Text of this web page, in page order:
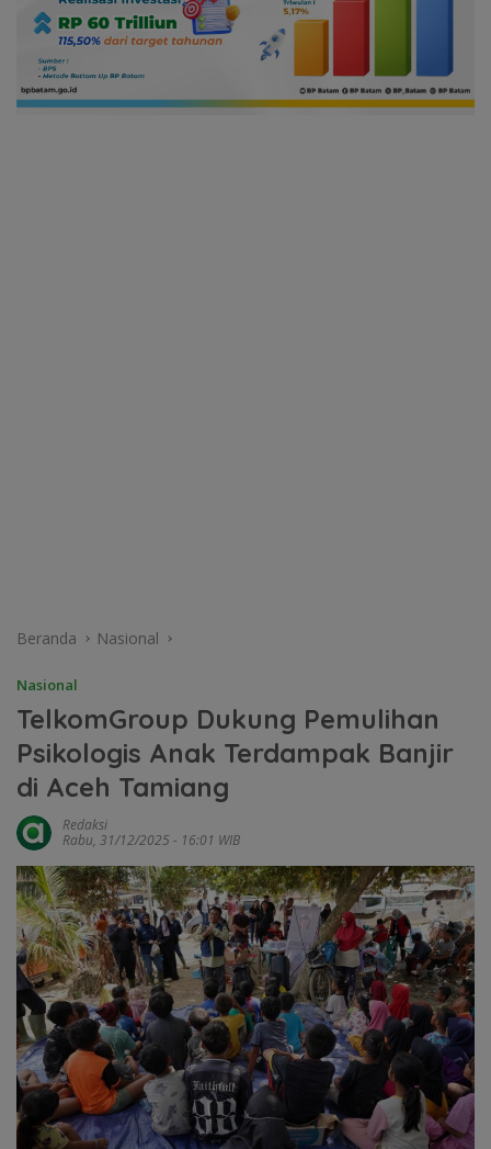
Beranda Nasional
Nasional
TelkomGroup Dukung Pemulihan
Psikologis Anak Terdampak Banjir
di Aceh Tamiang
Redaksi
Rabu, 31/12/2025 - 16:01 WIB